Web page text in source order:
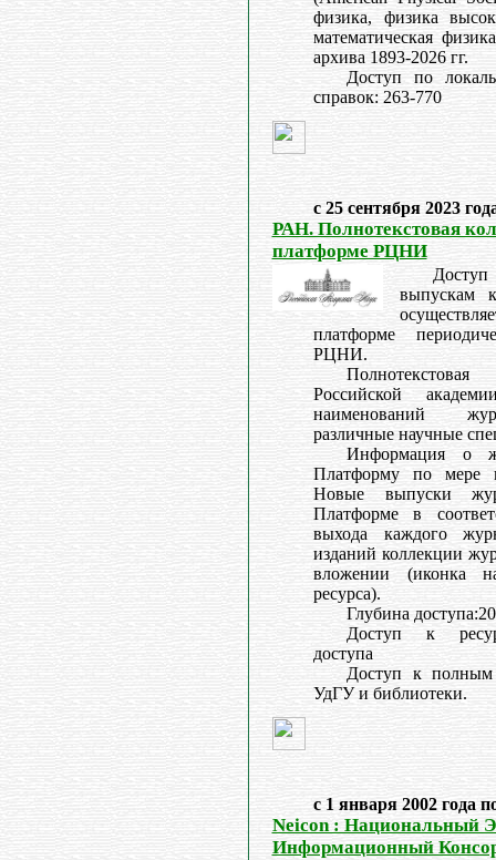
физика, физика
математическая
архива 1893-2026 гг.
Доступ по
справок: 263-770
с 25 сентября 2023
РАН. Полнотекстовая
платформе РЦНИ
выпускам
платформе
РЦНИ.
Российской
наименований
различные научные
Информация о
Платформу по мере
Новые выпуски
Платформе в
выхода каждого
изданий коллекции
вложении (иконка
ресурса).
Глубина
Доступ к
доступа
Доступ к полным
УдГУ и библиотеки.
с 1 января 2002 года
Neicon : Национальный
Информационный